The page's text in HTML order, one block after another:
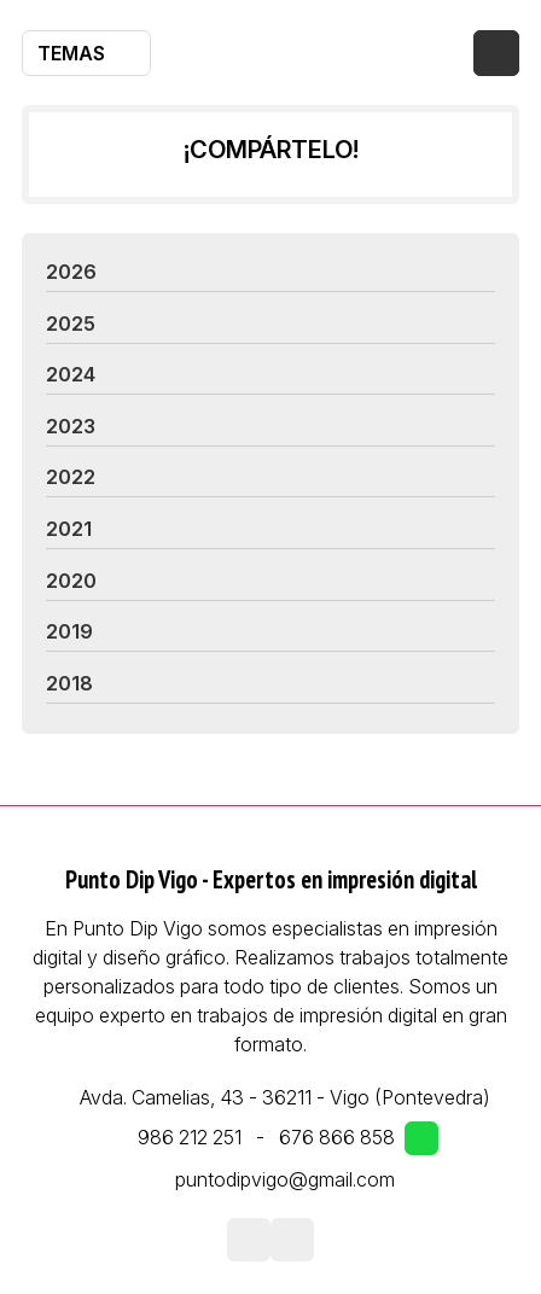
TEMAS
¡COMPÁRTELO!
2026
2025
2024
2023
2022
2021
2020
2019
2018
Punto Dip Vigo - Expertos en impresión digital
En Punto Dip Vigo somos especialistas en impresión
digital y diseño gráfico. Realizamos trabajos totalmente
personalizados para todo tipo de clientes. Somos un
equipo experto en trabajos de impresión digital en gran
formato.
Avda. Camelias, 43 - 36211 - Vigo (Pontevedra)
986 212 251
-
676 866 858
puntodipvigo@gmail.com